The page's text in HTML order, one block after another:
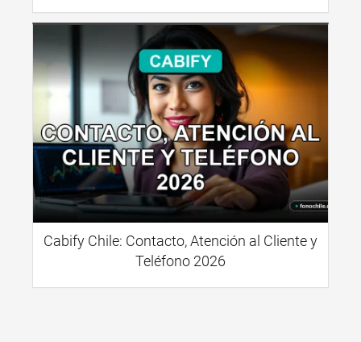
Cabify Chile: Contacto, Atención al Cliente y
Teléfono 2026